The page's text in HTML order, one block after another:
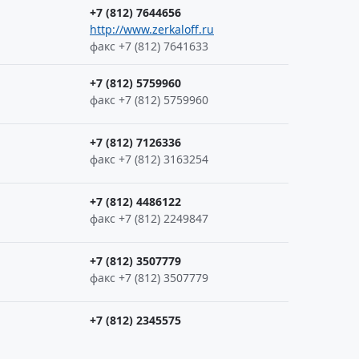
+7 (812) 7644656
http://www.zerkaloff.ru
факс +7 (812) 7641633
+7 (812) 5759960
факс +7 (812) 5759960
+7 (812) 7126336
факс +7 (812) 3163254
+7 (812) 4486122
факс +7 (812) 2249847
+7 (812) 3507779
факс +7 (812) 3507779
+7 (812) 2345575